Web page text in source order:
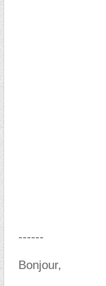
------
Bonjour,